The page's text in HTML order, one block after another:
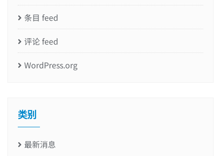
条目 feed
评论 feed
WordPress.org
类别
最新消息